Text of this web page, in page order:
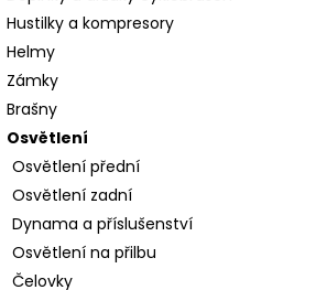
Hustilky a kompresory
Helmy
Zámky
Brašny
Osvětlení
Osvětlení přední
Osvětlení zadní
Dynama a příslušenství
Osvětlení na přilbu
Čelovky